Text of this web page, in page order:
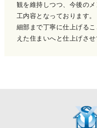
観を維持しつつ、今後の
工内容となっております。
細部まで丁寧に仕上げる
えた住まいへと仕上げさせ